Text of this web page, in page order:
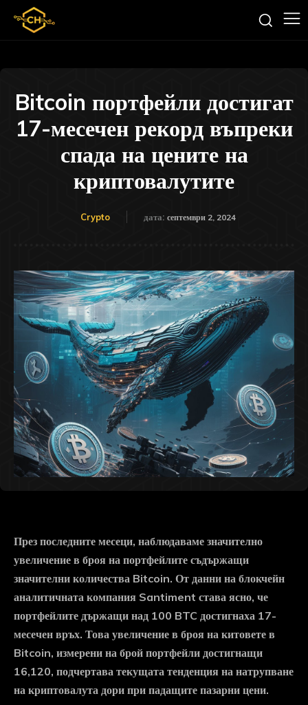
Bitcoin портфейли достигат
17-месечен рекорд въпреки
спада на цените на
криптовалутите
Crypto дата: септември 2, 2024
През последните месеци, наблюдаваме значително
увеличение в броя на портфейлите съдържащи
значителни количества Bitcoin. От данни на блокчейн
аналитичната компания Santiment става ясно, че
портфейлите държащи над 100 BTC достигнаха 17-
месечен връх. Това увеличение в броя на китовете в
Bitcoin, измерени на брой портфейли достигнащи
16,120, подчертава текущата тенденция на натрупване
на криптовалута дори при падащите пазарни цени.